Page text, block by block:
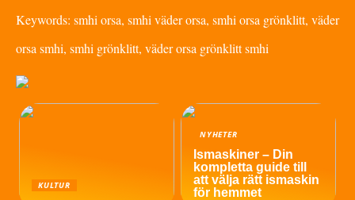
Keywords: smhi orsa, smhi väder orsa, smhi orsa grönklitt, väder
orsa smhi, smhi grönklitt, väder orsa grönklitt smhi
KULTUR
NYHETER
Ismaskiner – Din
kompletta guide till
att välja rätt ismaskin
för hemmet